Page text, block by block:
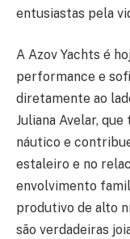
entusiastas pela
A Azov Yachts é
performance e
diretamente ao
Juliana Avelar,
náutico e
estaleiro e no
envolvimento
produtivo de alto
são verdadeiras